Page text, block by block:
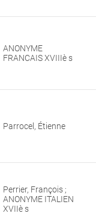
ANONYME
FRANCAIS XVIIIè s
Parrocel, Étienne
Perrier, François ;
ANONYME ITALIEN
XVIIè s